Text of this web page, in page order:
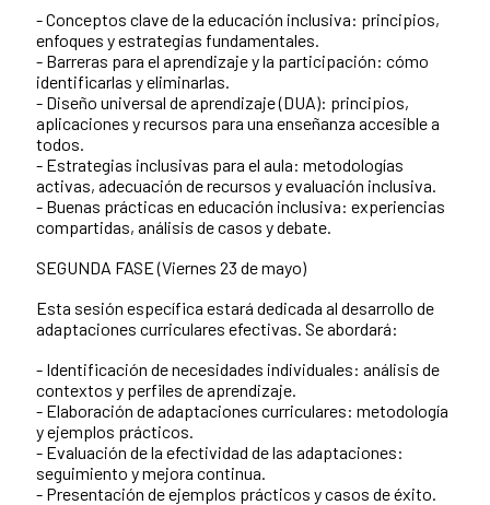
- Conceptos clave de la educación inclusiva: principios,
enfoques y estrategias fundamentales.
- Barreras para el aprendizaje y la participación: cómo
identificarlas y eliminarlas.
- Diseño universal de aprendizaje (DUA): principios,
aplicaciones y recursos para una enseñanza accesible a
todos.
- Estrategias inclusivas para el aula: metodologías
activas, adecuación de recursos y evaluación inclusiva.
- Buenas prácticas en educación inclusiva: experiencias
compartidas, análisis de casos y debate.
SEGUNDA FASE (Viernes 23 de mayo)
Esta sesión específica estará dedicada al desarrollo de
adaptaciones curriculares efectivas. Se abordará:
- Identificación de necesidades individuales: análisis de
contextos y perfiles de aprendizaje.
- Elaboración de adaptaciones curriculares: metodología
y ejemplos prácticos.
- Evaluación de la efectividad de las adaptaciones:
seguimiento y mejora continua.
- Presentación de ejemplos prácticos y casos de éxito.